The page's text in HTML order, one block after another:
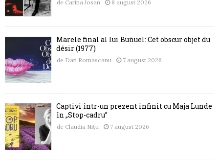
de Carina Josan 8 august 2026
Marele final al lui Buñuel: Cet obscur objet du
désir (1977)
de Dan Romascanu 7 august 2026
Captivi într-un prezent infinit cu Maja Lunde
în „Stop-cadru”
de Claudia Nițu 7 august 2026